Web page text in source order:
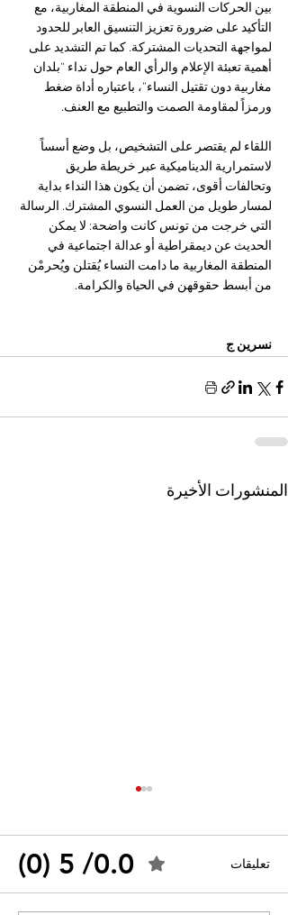
بين الحركات النسوية في المنطقة المغاربية، مع
التأكيد على ضرورة تعزيز التنسيق العابر للحدود
لمواجهة التحديات المشتركة. كما تم التشديد على
أهمية تعبئة الإعلام والرأي العام حول نداء “بلدان
مغاربية دون تقتيل النساء”، باعتباره أداة ضغط
ورمزاً لمقاومة الصمت والتطبيع مع العنف.
اللقاء لم يقتصر على التشخيص، بل وضع أسساً
لاستمرارية الديناميكية عبر خريطة طريق
وتحالفات أقوى، تضمن أن يكون هذا النداء بداية
لمسار طويل من العمل النسوي المشترك. الرسالة
التي خرجت من تونس كانت واضحة: لا يمكن
الحديث عن ديمقراطية أو عدالة اجتماعية في
المنطقة المغاربية ما دامت النساء يُقتلن ويُحرمْن
من أبسط حقوقهن في الحياة والكرامة.
نسرين ج
المنشورات الأخيرة
تعليقات 0.0/ 5 (0)